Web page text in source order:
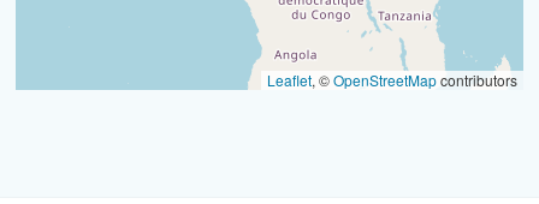
Leaflet, ©OpenStreetMapcontributors